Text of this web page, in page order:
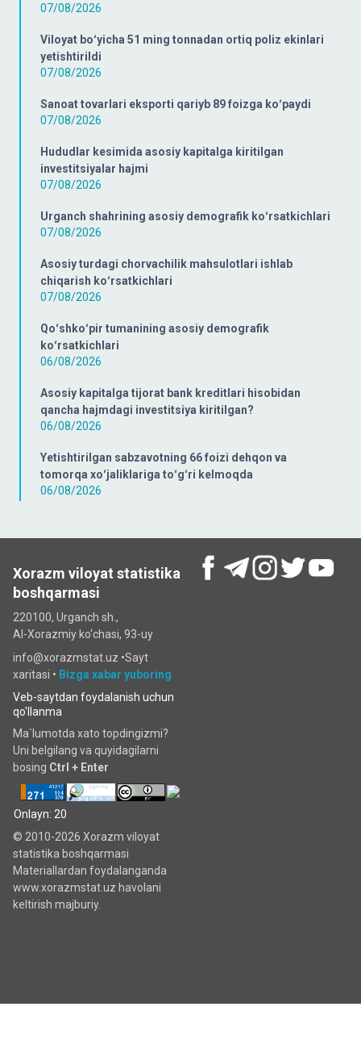
07/08/2026
Viloyat boʻyicha 51 ming tonnadan ortiq poliz ekinlari
yetishtirildi
07/08/2026
Sanoat tovarlari eksporti qariyb 89 foizga koʻpaydi
07/08/2026
Hududlar kesimida asosiy kapitalga kiritilgan
investitsiyalar hajmi
07/08/2026
Urganch shahrining asosiy demografik koʻrsatkichlari
07/08/2026
Asosiy turdagi chorvachilik mahsulotlari ishlab
chiqarish koʻrsatkichlari
07/08/2026
Qoʻshkoʻpir tumanining asosiy demografik
koʻrsatkichlari
06/08/2026
Asosiy kapitalga tijorat bank kreditlari hisobidan
qancha hajmdagi investitsiya kiritilgan?
06/08/2026
Yetishtirilgan sabzavotning 66 foizi dehqon va
tomorqa xoʻjaliklariga toʻgʻri kelmoqda
06/08/2026
Xorazm viloyat statistika
boshqarmasi
220100, Urganch sh.,
Al-Xorazmiy ko‘chаsi, 93-uy
info@xorazmstat.uz •Sayt
xaritasi • Bizga xabar yuboring
Veb-saytdan foydalanish uchun
qo'llanma
Ma`lumotda xato topdingizmi?
Uni belgilang va quyidagilarni
bosing Ctrl + Enter
Onlayn: 20
© 2010-2026 Xorazm viloyat
statistika boshqarmasi
Materiallardan foydalanganda
www.xorazmstat.uz havolani
keltirish majburiy.